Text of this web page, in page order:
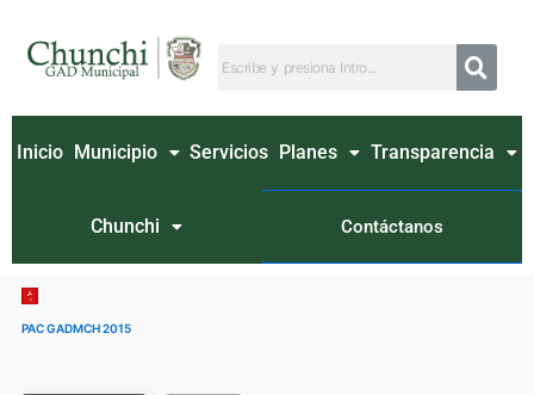
contenido
Inicio Municipio Servicios Planes Transparencia
Chunchi Contáctanos
PAC GADMCH 2015